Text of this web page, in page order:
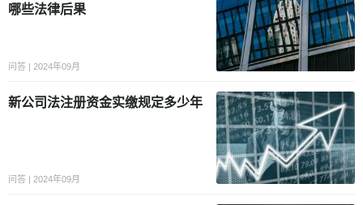
哪些法律后果
问答 | 2024年09月
新公司法注册资金实缴规定多少年
问答 | 2024年09月